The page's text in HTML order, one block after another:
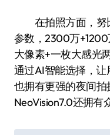
在拍照方面，努
参数，2300万
大像素+一枚大感光
通过AI智能选择，让
也拥有更强的夜间
NeoVision7.0还拥有